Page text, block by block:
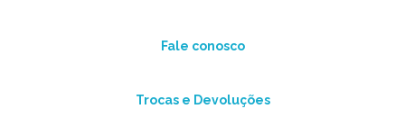
Fale conosco
Trocas e Devoluções